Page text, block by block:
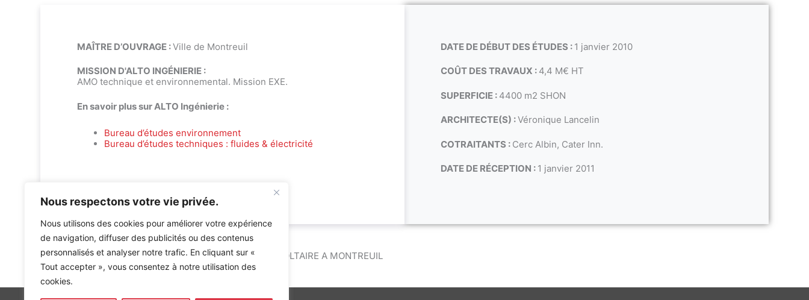
Nous respectons votre vie privée.
Nous utilisons des cookies pour améliorer votre expérience
de navigation, diffuser des publicités ou des contenus
personnalisés et analyser notre trafic. En cliquant sur «
Tout accepter », vous consentez à notre utilisation des
cookies.
DATE DE DÉBUT DES ÉTUDES : 1 janvier 2010
COÛT DES TRAVAUX : 4,4 M€ HT
SUPERFICIE : 4400 m2 SHON
ARCHITECTE(S) :Véronique Lancelin
COTRAITANTS : Cerc Albin, Cater Inn.
DATE DE RÉCEPTION : 1 janvier 2011
MAÎTRE D’OUVRAGE :Ville de Montreuil
MISSION D'ALTO INGÉNIERIE :
AMO technique et environnemental. Mission EXE.
En savoir plus sur ALTO Ingénierie :
Bureau d’études environnement
Bureau d’études techniques : fluides & électricité
Accueil»Références»GROUPE SCOLAIRE ELEMENTAIRE VOLTAIRE A MONTREUIL